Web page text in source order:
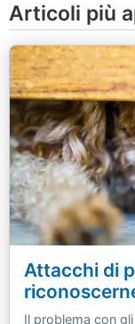
Articoli più
Attacchi di
Il problema con